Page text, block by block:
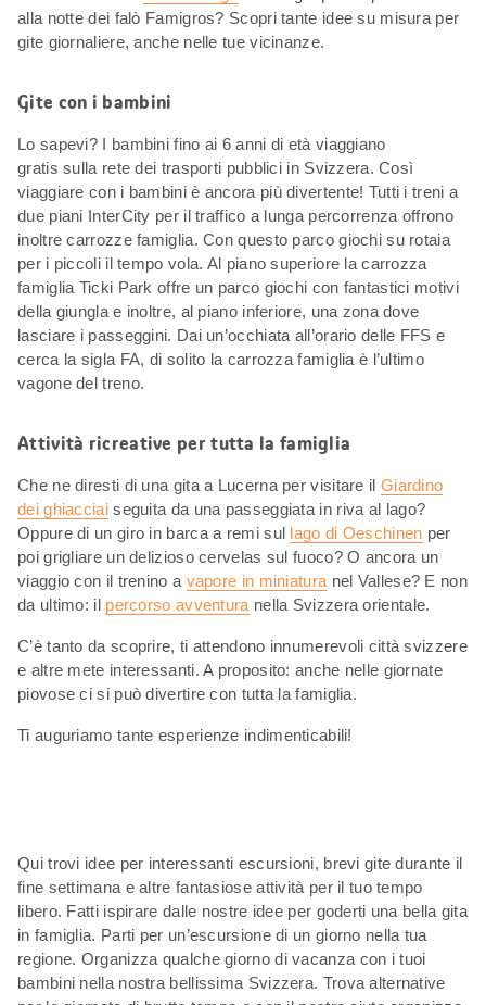
alla notte dei falò Famigros? Scopri tante idee su misura per
gite giornaliere, anche nelle tue vicinanze.
Gite con i bambini
Lo sapevi? I bambini fino ai 6 anni di età viaggiano
gratis sulla rete dei trasporti pubblici in Svizzera. Così
viaggiare con i bambini è ancora più divertente! Tutti i treni a
due piani InterCity per il traffico a lunga percorrenza offrono
inoltre carrozze famiglia. Con questo parco giochi su rotaia
per i piccoli il tempo vola. Al piano superiore la carrozza
famiglia Ticki Park offre un parco giochi con fantastici motivi
della giungla e inoltre, al piano inferiore, una zona dove
lasciare i passeggini. Dai un’occhiata all’orario delle FFS e
cerca la sigla FA, di solito la carrozza famiglia è l’ultimo
vagone del treno.
Attività ricreative per tutta la famiglia
Che ne diresti di una gita a Lucerna per visitare il Giardino
dei ghiacciaiseguita da una passeggiata in riva al lago?
Oppure di un giro in barca a remi sul lago di Oeschinen per
poi grigliare un delizioso cervelas sul fuoco? O ancora un
viaggio con il trenino a vapore in miniatura nel Vallese? E non
da ultimo: il percorso avventura nella Svizzera orientale.
C’è tanto da scoprire, ti attendono innumerevoli città svizzere
e altre mete interessanti. A proposito: anche nelle giornate
piovose ci si può divertire con tutta la famiglia.
Ti auguriamo tante esperienze indimenticabili!
Qui trovi idee per interessanti escursioni, brevi gite durante il
fine settimana e altre fantasiose attività per il tuo tempo
libero. Fatti ispirare dalle nostre idee per goderti una bella gita
in famiglia. Parti per un’escursione di un giorno nella tua
regione. Organizza qualche giorno di vacanza con i tuoi
bambini nella nostra bellissima Svizzera. Trova alternative